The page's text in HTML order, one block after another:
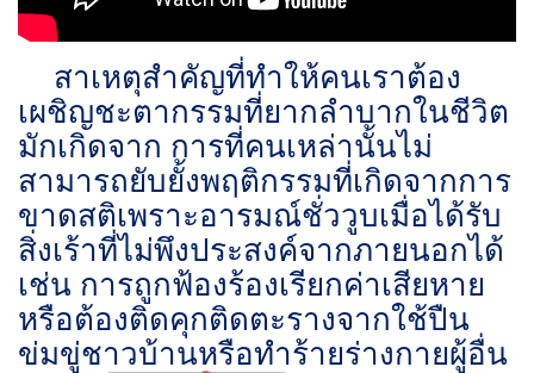
สาเหตุสำคัญที่ทำให้คนเราต้อง
เผชิญชะตากรรมที่ยากลำบากในชีวิต
มักเกิดจาก การที่คนเหล่านั้นไม่
สามารถยับยั้งพฤติกรรมที่เกิดจากการ
ขาดสติเพราะอารมณ์ชั่ววูบเมื่อได้รับ
สิ่งเร้าที่ไม่พึงประสงค์จากภายนอกได้
เช่น การถูกฟ้องร้องเรียกค่าเสียหาย
หรือต้องติดคุกติดตะรางจากใช้ปืน
ข่มขู่ชาวบ้านหรือทำร้ายร่างกายผู้อื่น